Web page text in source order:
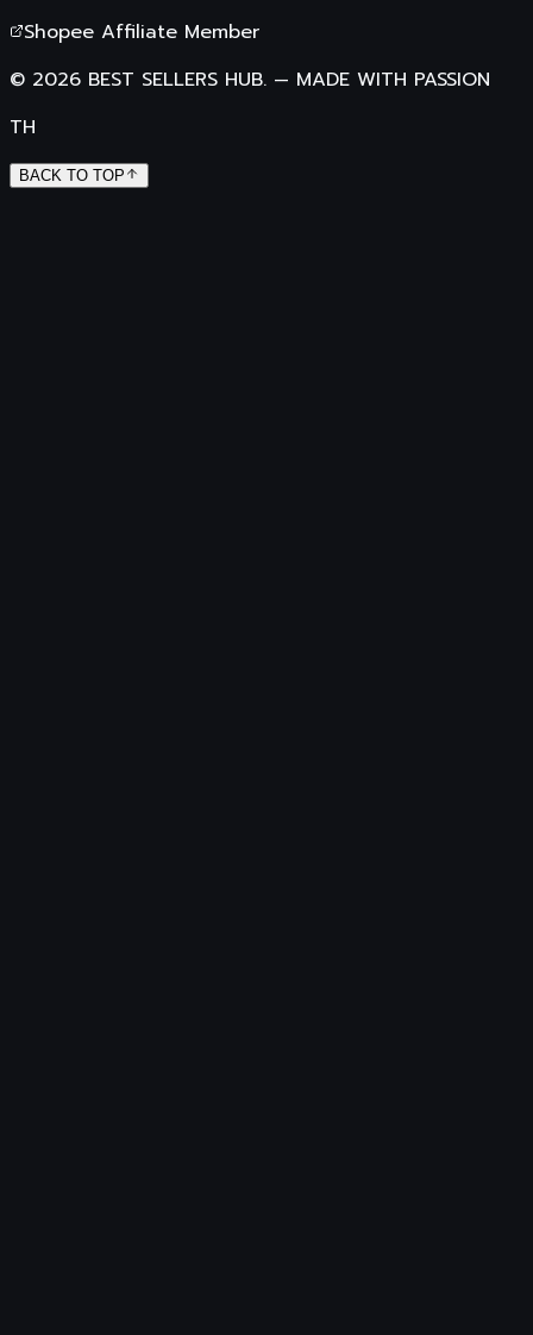
Shopee Affiliate Member
© 2026 BEST SELLERS HUB. — MADE WITH PASSION
TH
BACK TO TOP